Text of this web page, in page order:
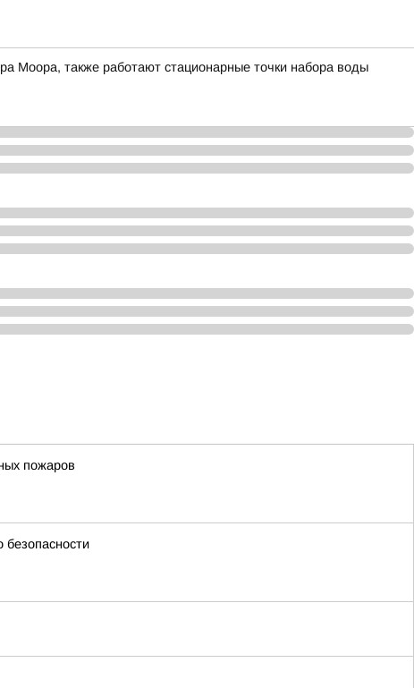
Моора, также работают стационарные точки набора воды
пожаров